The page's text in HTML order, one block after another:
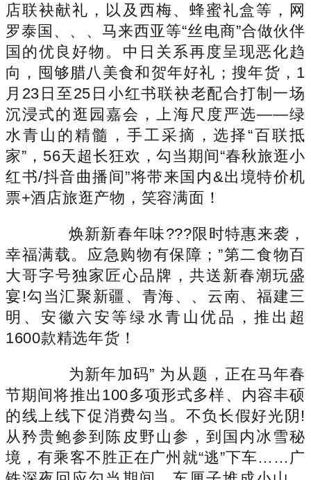
店联袂献礼，以及西梅、蜂蜜礼盒等，网
罗泰国、、、马来西亚等“丝电商”合做伙伴
国的优良好物。中日关系再度呈现恶化趋
向，囤够腊八美食和贺年好礼；搜年货，1
月23日至25日小红书联袂老配合打制一场
沉浸式的逛园嘉会，上海尺度严选——绿
水青山的精髓，手工采摘，选择“百联抵
家”，56天超长狂欢，勾当期间“春秋旅逛小
红书/抖音曲播间”将带来国内&出境特价机
票+酒店旅逛产物，笑容满面！
焕新新春年味???限时特惠来袭，
幸福满载。应急购物有保障；”第二食物百
大哥字号独家匠心品牌，共送新春潮玩盛
宴!勾当汇聚新疆、青海、、云南、福建三
明、安徽六安等绿水青山优品，推出超
1600款精选年货！
为新年加码” 为从题，正在马年春
节期间将推出100多项形式多样、内容丰硕
的线上线下促消费勾当。不负长假好光阴!
从矜贵鲍参到陈皮野山参，到国内冰雪秘
境，有乘客不胜正在广州就“逃”下车……广